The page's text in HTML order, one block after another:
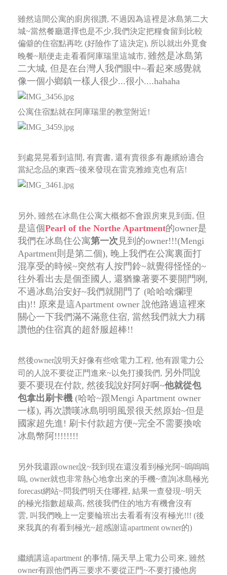
雖然這間公寓的廚房很讚, 不過因為這裡是冰島第二大
城~當然餐廳選擇也是不少,我們決定把糧食留到比較
偏僻的住宿點再吃 (好險作了這決定), 所以就出外覓食
晚餐~順便走走看看阿庫瑞里這城市, 雖然是冰島第
二大城, 但是在台灣人我們眼中~看起來感覺就
像一個小鄉鎮一樣人很少...很小....hahaha
公寓住宿點就在阿庫瑞里的教堂附近!
到處晃晃看到這間, 有賣書, 還有賣很多有趣繽紛適合
當紀念品的東西~後來發現在雷克雅維克也有店!
另外, 雖然在冰島住公寓大概都不會跟房東見到面, 但
是這個Pearl of the Northe Apartment的owner是
我們在冰島住公寓第一次 見到的owner!!!(Mengi
Apartment則是第二個), 晚上我們在公寓裏面打
混享受的時候~突然有人按門鈴~就覺得怪怪的~
往外看出去是個歪國人, 還猶豫著要不要開門咧,
不過冰島治安好~我們就開門了 (哈哈啥爛理
由)!! 原來是這Apartment owner 說他路過這裡來
關心一下我們滿不滿意住宿, 當然我們就大力稱
讚他的住宿真的超舒服超棒!!
然後owner說明天好像有些啥電力工程, 他有跟電力公
司的人說不要從正門進來~以免打擾我們, 另外問說
要不要現在付款, 然後我說好阿好啊~他就從包
包拿出刷卡機 (哈哈~跟Mengi Apartment owner
一樣), 再次讚嘆冰島明明風景很天然原始~但是
國家超先進! 刷卡付款超方便~完全不需要換啥
冰島幣阿!!!!!!!!
另外我還跟owner說~我到現在還沒看到極光阿~嗚嗚嗚
嗚, owner就也非常熱心地拿出來的手機~查詢冰島極光
forecast網站~問我們明天住哪裡, 結果一查發現~明天
的極光指數超級高, 然後我們住的地方有機會沒有
雲, 叫我們晚上一定要輪班出去看看有沒有極光!!! (後
來我真的有看到極光~超感謝這apartment owner的)
繼續講這apartment 的事情, 隔天早上電力公司來, 雖然
owner有跟他們再三要求不要從正門~不要打擾他房